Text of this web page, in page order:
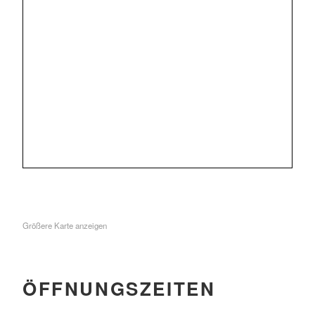
Größere Karte anzeigen
ÖFFNUNGSZEITEN